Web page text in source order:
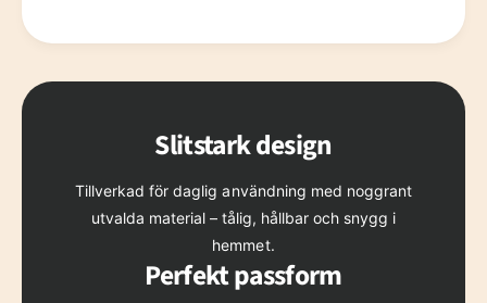
Slitstark design
Tillverkad för daglig användning med noggrant
utvalda material – tålig, hållbar och snygg i
hemmet.
Perfekt passform